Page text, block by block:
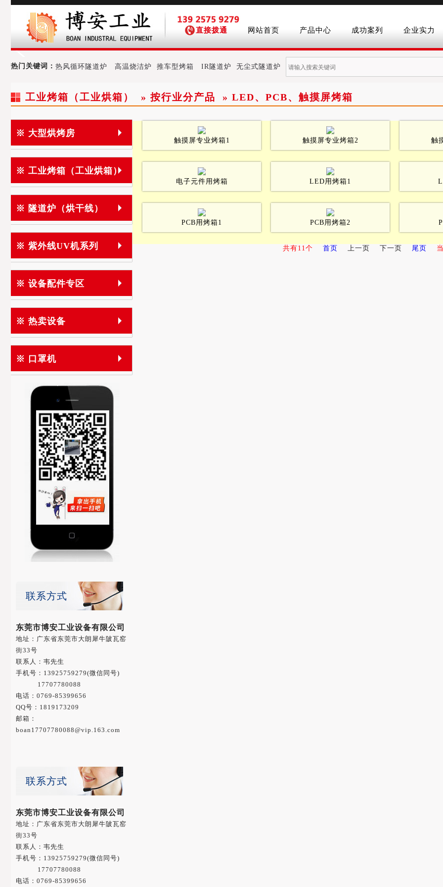
直接拨通 网站首页 产品中心 成功案列 企业实力
热门关键词： 热风循环隧道炉 高温烧洁炉 推车型烤箱 IR隧道炉 无尘式隧道炉
工业烤箱（工业烘箱） » 按行业分产品 » LED、PCB、触摸屏烤箱
※ 大型烘烤房
※ 工业烤箱（工业烘箱）
※ 隧道炉（烘干线）
※ 紫外线UV机系列
※ 设备配件专区
※ 热卖设备
※ 口罩机
联系方式
东莞市博安工业设备有限公司
地址：广东省东莞市大朗犀牛陂瓦窑
街33号
联系人：韦先生
手机号： 13925759279(微信同号)
17707780088
电话：0769-85399656
QQ号：1819173209
邮箱：
boan17707780088@vip.163.com
联系方式
东莞市博安工业设备有限公司
地址：广东省东莞市大朗犀牛陂瓦窑
街33号
联系人：韦先生
手机号： 13925759279(微信同号)
17707780088
电话：0769-85399656
触摸屏专业烤箱1 触摸屏专业烤箱2 触
电子元件用烤箱 LED用烤箱1
PCB用烤箱1 PCB用烤箱2
共有11个 首页 上一页 下一页 尾页